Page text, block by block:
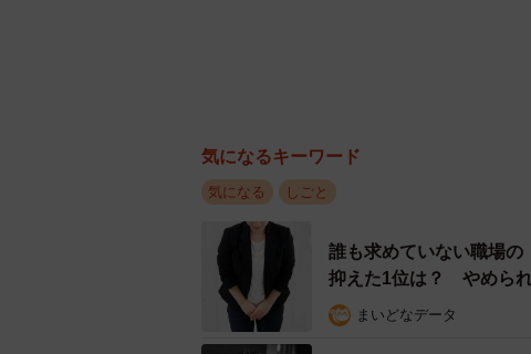
気になるキーワード
気になる しごと
誰も求めていない職場の
抑えた1位は？ やめられ
まいどなデータ